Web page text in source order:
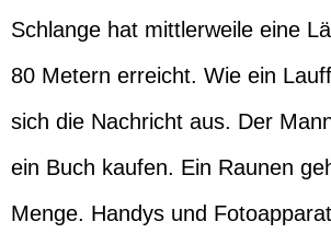
Schlange hat mittlerweile eine
80 Metern erreicht. Wie ein
sich die Nachricht aus. Der
ein Buch kaufen. Ein Raunen
Menge. Handys und